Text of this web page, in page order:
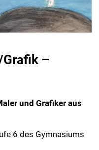
–
und Grafiker aus
6 des Gymnasiums